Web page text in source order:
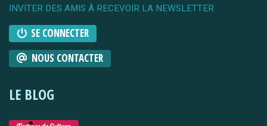
INVITER DES AMIS À RECEVOIR LA NEWSLETTER
SE CONNECTER
NOUS CONTACTER
LE BLOG